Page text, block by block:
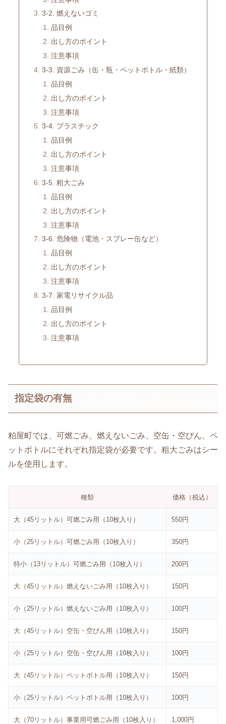
3-2. 燃えないゴミ
品目例
出し方のポイント
注意事項
3-3. 資源ごみ（缶・瓶・ペットボトル・紙類）
品目例
出し方のポイント
注意事項
3-4. プラスチック
品目例
出し方のポイント
注意事項
3-5. 粗大ごみ
品目例
出し方のポイント
注意事項
3-6. 危険物（電池・スプレー缶など）
品目例
出し方のポイント
注意事項
3-7. 家電リサイクル品
品目例
出し方のポイント
注意事項
指定袋の有無
粕屋町では、可燃ごみ、燃えないごみ、空缶・空びん、ペ
ットボトルにそれぞれ指定袋が必要です。粗大ごみはシー
ルを使用します。
種類 価格（税込）
大（45リットル）可燃ごみ用（10枚入り） 550円
小（25リットル）可燃ごみ用（10枚入り） 350円
特小（13リットル）可燃ごみ用（10枚入り） 200円
大（45リットル）燃えないごみ用（10枚入り） 150円
小（25リットル）燃えないごみ用（10枚入り） 100円
大（45リットル）空缶・空びん用（10枚入り） 150円
小（25リットル）空缶・空びん用（10枚入り） 100円
大（45リットル）ペットボトル用（10枚入り） 150円
小（25リットル）ペットボトル用（10枚入り） 100円
大（70リットル）事業用可燃ごみ用（10枚入り） 1,000円